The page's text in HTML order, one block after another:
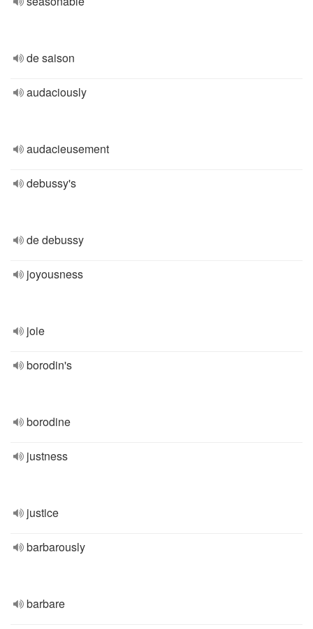
de saison
audaciously
audacieusement
debussy's
de debussy
joyousness
joie
borodin's
borodine
justness
justice
barbarously
barbare